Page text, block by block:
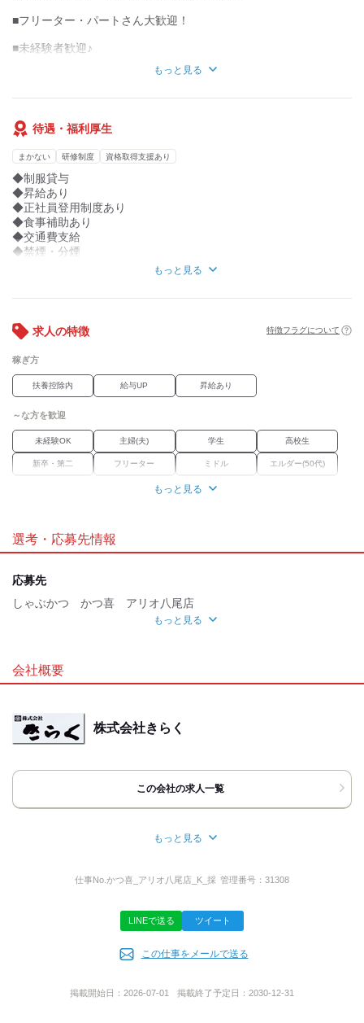
■フリーター・パートさん大歓迎！
■未経験者歓迎♪
■出産後、育児卒業後でブランクがある方も大歓迎◎
■週2～3日、1日3時間以上からOK！
■時間･曜日は相談に応じます◎
※平日勤務のみ・土日勤務のみの応募も歓迎です！
もっと見る
待遇・福利厚生
まかない 研修制度 資格取得支援あり
◆制服貸与
◆昇給あり
◆正社員登用制度あり
◆食事補助あり
◆交通費支給
◆禁煙・分煙
◆友達同士応募OK
もっと見る
求人の特徴 特徴フラグについて
稼ぎ方
扶養控除内 給与UP 昇給あり
～な方を歓迎
未経験OK 主婦(夫) 学生 高校生
新卒・第二 フリーター ミドル エルダー(50代)
Wワーク
職場環境
研修制度
履歴書不要
もっと見る
選考・応募先情報
応募先
しゃぶかつ かつ喜 アリオ八尾店
【WEB応募の場合】
24時間受付中！
【10:00-21:00】の間にお電話下さい。
バイトルを見たと言って頂けるとスムーズです
※電話に出ない場合はお手数ですが時間を改めておかけ直し下さ
もっと見る
会社概要
株式会社きらく
この会社の求人一覧
大阪府富田林市旭ケ丘町５―１１
もっと見る
仕事No. かつ喜_アリオ八尾店_K_採 管理番号： 31308
LINEで送る ツイート
この仕事をメールで送る
掲載開始日： 2026-07-01 掲載終了予定日： 2030-12-31